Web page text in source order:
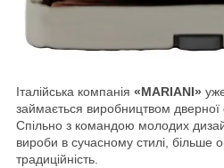
Італійська компанія «MARIANI»
займається виробництвом дверної
Спільно з командою молодих
вироби в сучасному стилі, більше
традиційність.